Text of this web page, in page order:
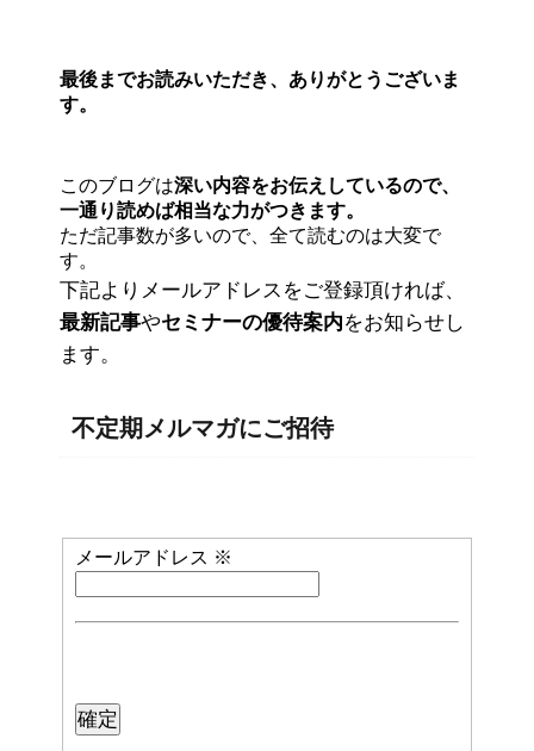
最後までお読みいただき、ありがとうございま
す。
このブログは深い内容をお伝えしているので、
一通り読めば相当な力がつきます。
ただ記事数が多いので、全て読むのは大変で
す。
下記よりメールアドレスをご登録頂ければ、
最新記事やセミナーの優待案内をお知らせし
ます。
不定期メルマガにご招待
メールアドレス ※